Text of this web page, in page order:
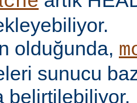
olduğunda,
sunucu
belirtilebiliyor.